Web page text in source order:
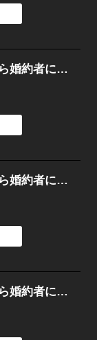
清楚誠実に生きていたら婚約者に裏切られたので、やり直しの世界では悪役令嬢として生きます （23）
清楚誠実に生きていたら婚約者に裏切られたので、やり直しの世界では悪役令嬢として生きます （22）
清楚誠実に生きていたら婚約者に裏切られたので、やり直しの世界では悪役令嬢として生きます （21）